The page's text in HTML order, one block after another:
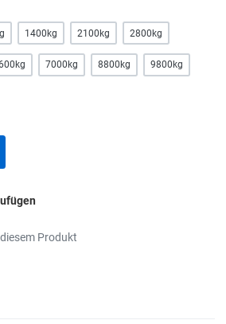
1400kg 2100kg 2800kg
7000kg 8800kg 9800kg
Produkt